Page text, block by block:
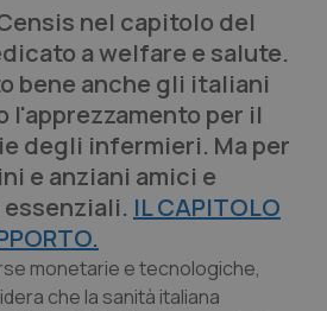
nel capitolo del
a welfare e salute.
bene anche gli italiani
l'apprezzamento per il
degli infermieri. Ma per
e anziani amici e
IL CAPITOLO
monetarie e tecnologiche,
che la sanità italiana